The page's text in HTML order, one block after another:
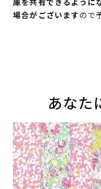
場合がございますので
あなた